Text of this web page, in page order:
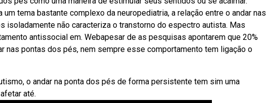
tema bastante complexo da neuropediatria, a relação entre o andar nas
isoladamente não caracteriza o transtorno do espectro autista. Mas
antissocial em. Webapesar de as pesquisas apontarem que 20%
nas pontas dos pés, nem sempre esse comportamento tem ligação o
o andar na ponta dos pés de forma persistente tem sim uma
até.